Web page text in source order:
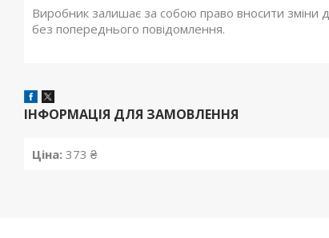
Виробник залишає за собою право вносити зміни
без попереднього повідомлення.
ІНФОРМАЦІЯ ДЛЯ ЗАМОВЛЕННЯ
Ціна: 373 ₴